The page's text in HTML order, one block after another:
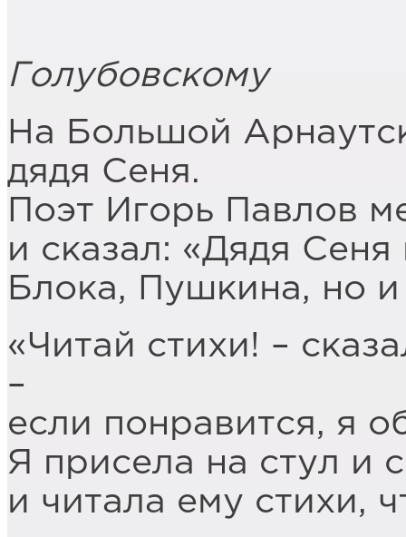
Голубовскому
На Большой
дядя Сеня.
Поэт Игорь Павлов
и сказал: «Дядя
Блока, Пушкина, но
«Читай стихи! –
–
если понравится, я
Я присела на стул и
и читала ему стихи,